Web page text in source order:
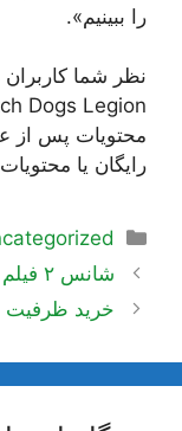
را ببینیم».
نظر شما
محتویات پس از
رایگان یا
دسته‌ها
ناوبری
نوشته‌ها
شانس ۲ فیلم ایرانی در اسکار سینمای فرانسه
خرید ظرفیت